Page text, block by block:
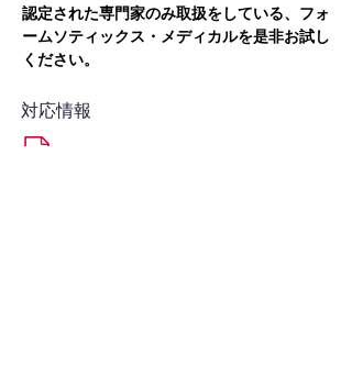
認定された専門家のみ取扱をしている、フォ
ームソティックス・メディカルを是非お試し
ください。
対応情報